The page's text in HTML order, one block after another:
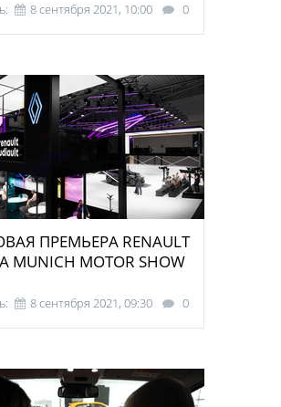
8 сентября 2021, 10:00 0
ПРЕМЬЕРА RENAULT
MUNICH MOTOR SHOW
8 сентября 2021, 09:30 0